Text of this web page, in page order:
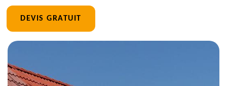
DEVIS GRATUIT